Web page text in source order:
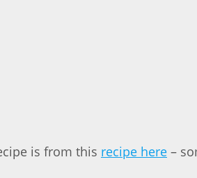
is from this recipe here –